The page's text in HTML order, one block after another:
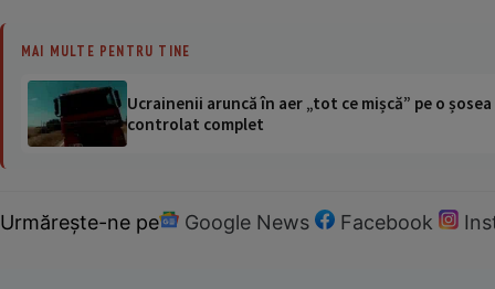
MAI MULTE PENTRU TINE
Ucrainenii aruncă în aer „tot ce mișcă” pe o
controlat complet
Urmărește-ne pe Google News Facebook